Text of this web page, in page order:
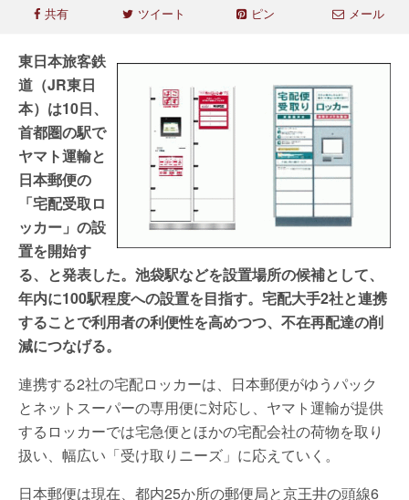
共有 ツイート ピン メール
東日本旅客鉄
道（JR東日
本）は10日、
首都圏の駅で
ヤマト運輸と
日本郵便の
「宅配受取ロ
ッカー」の設
置を開始す
る、と発表した。池袋駅などを設置場所の候補として、
年内に100駅程度への設置を目指す。宅配大手2社と連携
することで利用者の利便性を高めつつ、不在再配達の削
減につなげる。
連携する2社の宅配ロッカーは、日本郵便がゆうパック
とネットスーパーの専用便に対応し、ヤマト運輸が提供
するロッカーでは宅急便とほかの宅配会社の荷物を取り
扱い、幅広い「受け取りニーズ」に応えていく。
日本郵便は現在、都内25か所の郵便局と京王井の頭線6